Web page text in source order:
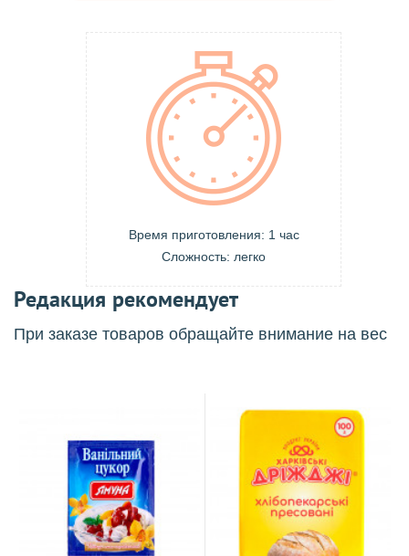
Время приготовления: 1 час
Сложность: легко
Редакция рекомендует
При заказе товаров обращайте внимание на вес